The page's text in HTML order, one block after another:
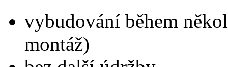
vybudování během
montáž)